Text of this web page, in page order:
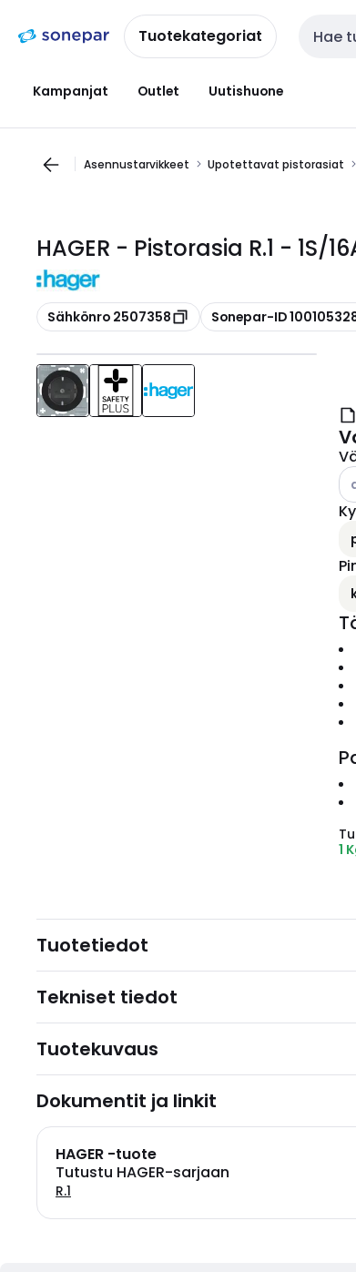
navigointiinsisältöönTuotekategoriat Haku
Kampanjat Outlet Uutishuone
Asennustarvikkeet Upotettavat pistorasiat
HAGER - Pistorasia R.1 - 1S/
Kopioi
Sähkönro 2507358 Kopioi
Sonepar-ID
1
Tuotetiedot
Tekniset tiedot
Tuotekuvaus
Dokumentit ja linkit
HAGER -tuote
Tutustu HAGER-sarjaan
R.1